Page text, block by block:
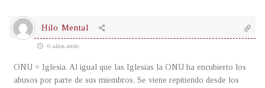
Hilo Mental
6 años atrás
ONU = Iglesia. Al igual que las Iglesias la ONU ha encubierto los
abusos por parte de sus miembros. Se viene repitiendo desde los